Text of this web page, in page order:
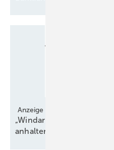
Anzeige
„Windarme und -reiche
anhalten“